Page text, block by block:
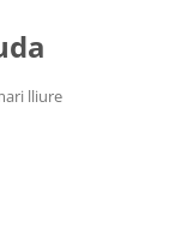
lliure